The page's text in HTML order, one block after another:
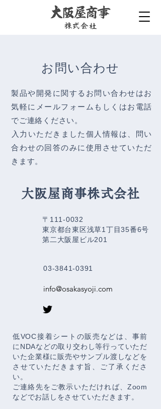
お問い合わせ
製品や開発に関するお問い合わせはお
気軽にメールフォームもしくはお電話
でご連絡ください。
入力いただきました個人情報は、問い
合わせの回答のみに使用させていただ
きます。
大阪屋商事株式会社
〒111-0032
東京都台東区浅草1丁目35番6号
第二大阪屋ビル201
03-3841-0391
info@osakasyoji.com
低VOC接着シートの販売などは、事前
にNDAなどの取り交わし等行っていただ
いた企業様に販売やサンプル渡しなどを
させていただきます旨、ご了承くださ
い。
ご連絡先をご教示いただければ、Zoom
などでお話しをさせていただきます。